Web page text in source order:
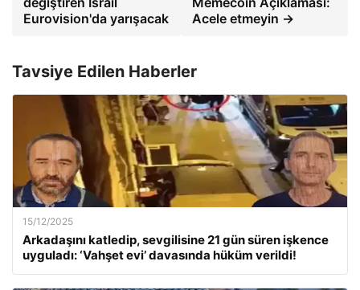
Eurovision'da yarışacak
Acele etmeyin →
Tavsiye Edilen Haberler
15/12/2025
Arkadaşını katledip, sevgilisine 21 gün süren işkence
uyguladı: ‘Vahşet evi’ davasında hüküm verildi!